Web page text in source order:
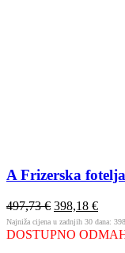
A Frizerska
497,73€ 398,18 €
Najniža cijena u zadnjih 30 dana:
DOSTUPNO